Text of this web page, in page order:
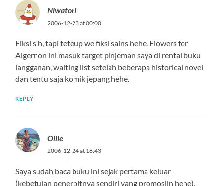
Niwatori
2006-12-23 at 00:00
Fiksi sih, tapi teteup we fiksi sains hehe. Flowers for
Algernon ini masuk target pinjeman saya di rental buku
langganan, waiting list setelah beberapa historical novel
dan tentu saja komik jepang hehe.
REPLY
Ollie
2006-12-24 at 18:43
Saya sudah baca buku ini sejak pertama keluar
(kebetulan penerbitnya sendiri yang promosiin hehe),